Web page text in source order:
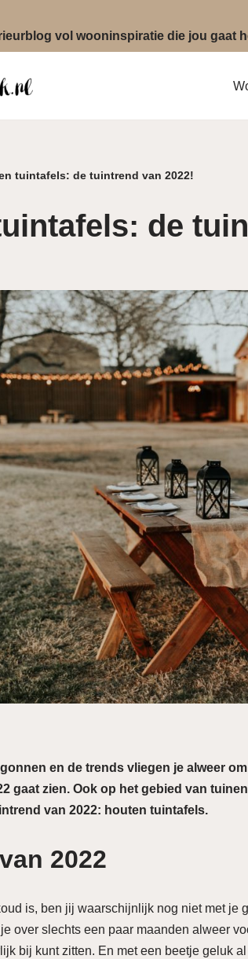
vol wooninspiratie die jou gaat
tuintafels: de tuintrend van 2022!
de
en de trends vliegen je alweer
gaat zien. Ook op het gebied van
van 2022: houten tuintafels.
2022
is, ben jij waarschijnlijk nog niet met je
over slechts een paar maanden alweer
bij kunt zitten. En met een beetje geluk